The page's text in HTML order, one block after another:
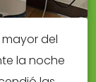
mayor del
la noche